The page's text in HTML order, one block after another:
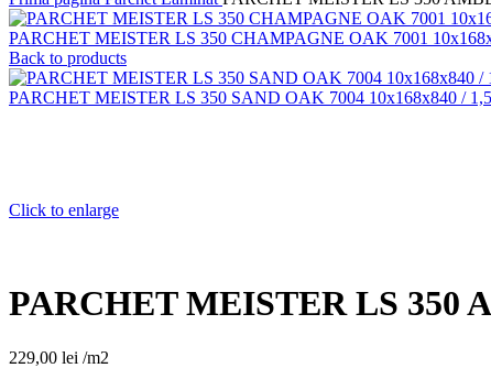
PARCHET MEISTER LS 350 CHAMPAGNE OAK 7001
Back to products
PARCHET MEISTER LS 350 SAND OAK 7004 10x168x840 /
Click to enlarge
PARCHET MEISTER LS 350
229,00 lei /m2